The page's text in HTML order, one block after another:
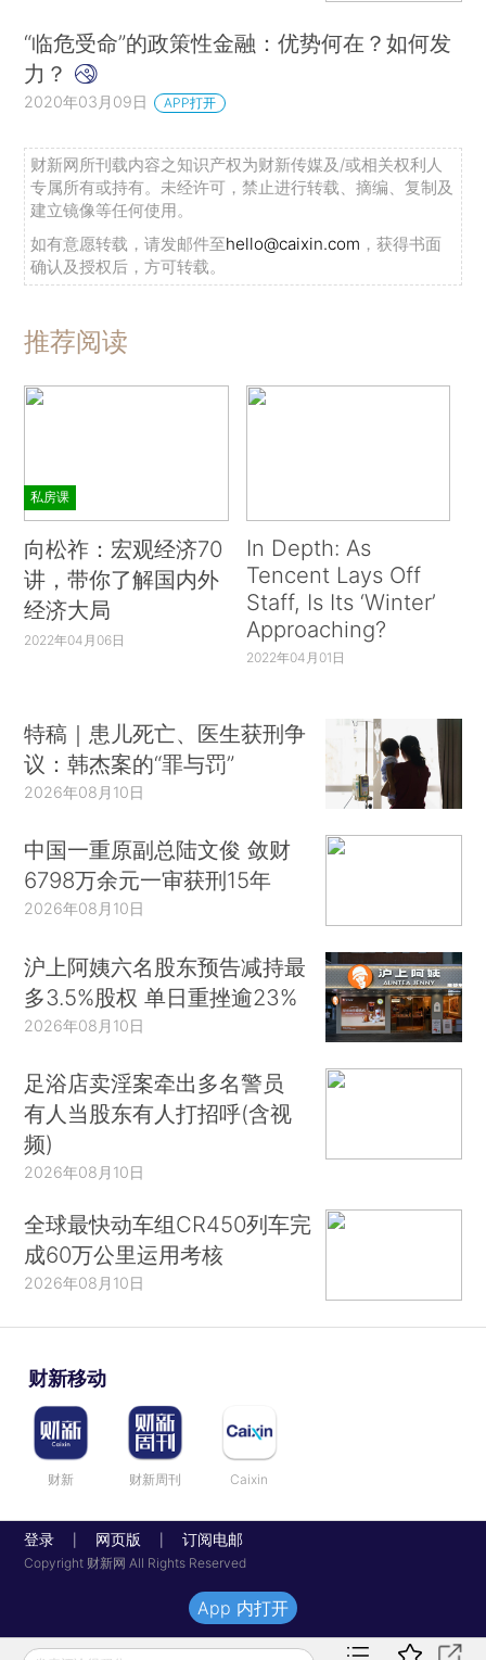
“临危受命”的政策性金融：优势何在？如何发
力？
2020年03月09日 APP打开
财新网所刊载内容之知识产权为财新传媒及/或相关权利人
专属所有或持有。未经许可，禁止进行转载、摘编、复制及
建立镜像等任何使用。
如有意愿转载，请发邮件至hello@caixin.com ，获得书面
确认及授权后，方可转载。
推荐阅读
私房课
向松祚：宏观经济70
讲，带你了解国内外
经济大局
2022年04月06日
In Depth: As
Tencent Lays Off
Staff, Is Its ‘Winter’
Approaching?
2022年04月01日
特稿｜患儿死亡、医生获刑争
议：韩杰案的“罪与罚”
2026年08月10日
中国一重原副总陆文俊 敛财
6798万余元一审获刑15年
2026年08月10日
沪上阿姨六名股东预告减持最
多3.5%股权 单日重挫逾23%
2026年08月10日
足浴店卖淫案牵出多名警员
有人当股东有人打招呼(含视
频)
2026年08月10日
全球最快动车组CR450列车完
成60万公里运用考核
2026年08月10日
财新移动
财新 财新周刊 Caixin
登录 网页版 订阅电邮
Copyright 财新网 All Rights Reserved
App 内打开